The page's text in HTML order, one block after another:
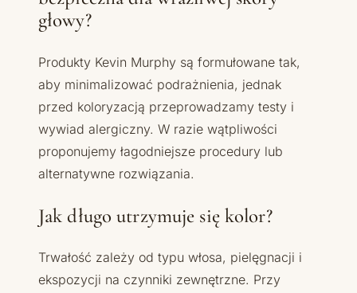
głowy?
Produkty Kevin Murphy są formułowane tak,
aby minimalizować podrażnienia, jednak
przed koloryzacją przeprowadzamy testy i
wywiad alergiczny. W razie wątpliwości
proponujemy łagodniejsze procedury lub
alternatywne rozwiązania.
Jak długo utrzymuje się kolor?
Trwałość zależy od typu włosa, pielęgnacji i
ekspozycji na czynniki zewnętrzne. Przy